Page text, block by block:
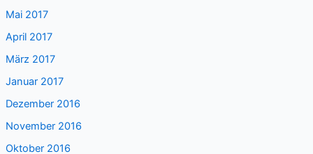
Mai 2017
April 2017
März 2017
Januar 2017
Dezember 2016
November 2016
Oktober 2016